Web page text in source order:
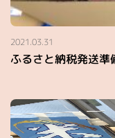
2021.03.31
ふるさと納税発送準